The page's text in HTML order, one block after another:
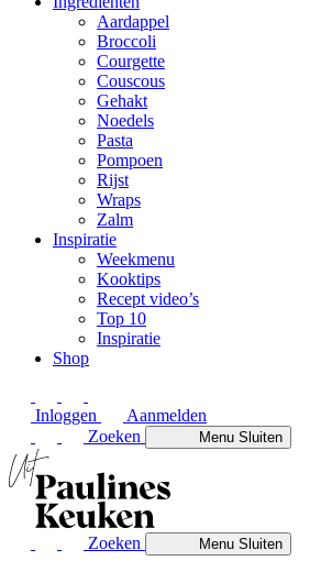
Aardappel
Broccoli
Courgette
Couscous
Gehakt
Noedels
Pasta
Pompoen
Rijst
Wraps
Zalm
Inspiratie
Weekmenu
Kooktips
Recept video’s
Top 10
Inspiratie
Shop
Inloggen
Aanmelden
Zoeken
MenuSluiten
Zoeken MenuSluiten